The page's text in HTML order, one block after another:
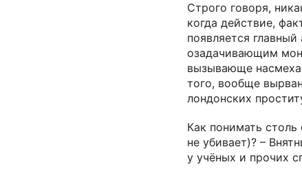
Строго говоря,
когда действие,
появляется
озадачивающим
вызывающе
того, вообще
лондонских
Как понимать
не убивает)? –
у учёных и прочих